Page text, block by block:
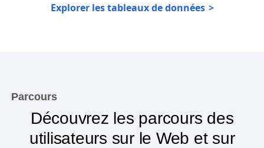
Explorer les tableaux de données
Parcours
Découvrez les parcours des
utilisateurs sur le Web et sur